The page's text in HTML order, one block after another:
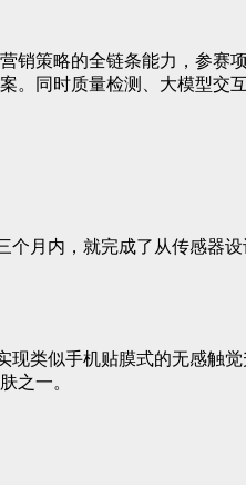
销策略的全链条能力，参赛
。同时质量检测、大模型交
月内，就完成了从传感器
现类似手机贴膜式的无感触
之一。